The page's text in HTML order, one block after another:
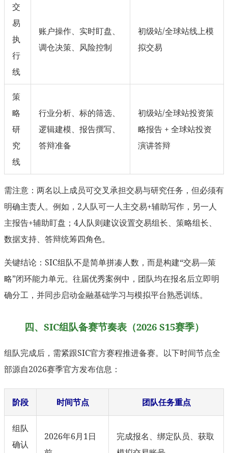
交
易
执
行
线
账户操作、实时盯盘、
调仓决策、风险控制
初级站/全球站线上模
拟交易
策
略
研
究
线
行业分析、标的筛选、
逻辑建模、报告撰写、
答辩准备
初级站/全球站投资策
略报告 + 全球站投资
演讲答辩
需注意：两名以上成员可交叉承担交易与研究任务，但必须有
明确主责人。例如，2人队可一人主交易+辅助写作，另一人
主报告+辅助盯盘；4人队则建议设置交易组长、策略组长、
数据支持、答辩统筹四角色。
关键结论：SIC组队不是简单拼凑人数，而是构建“交易—策
略”闭环能力单元。往届优秀案例中，团队均在报名后立即明
确分工，并同步启动金融基础学习与模拟平台熟悉训练。
四、SIC组队备赛节奏表（2026 S15赛季）
组队完成后，需紧跟SIC官方赛程推进备赛。以下时间节点全
部源自2026赛季官方发布信息：
阶段 时间节点 团队任务重点
组队
确认
2026年6月1日
完成报名、绑定队员、获取